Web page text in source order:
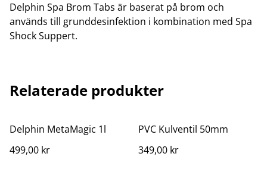
Delphin Spa Brom Tabs är baserat på brom och
används till grunddesinfektion i kombination med Spa
Shock Suppert.
Relaterade produkter
Delphin MetaMagic 1l
499,00 kr
PVC Kulventil 50mm
349,00 kr